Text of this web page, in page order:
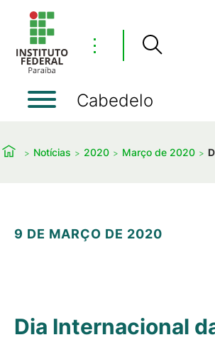
⋮
Cabedelo
Notícias 2020 Março de 2020
9 DE MARÇO DE 2020
Dia Internacional